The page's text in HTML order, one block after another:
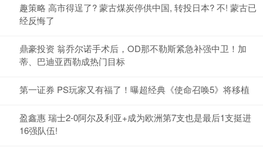
趣策略 高市得逞了? 蒙古煤炭停供中国, 转投日本? 不! 蒙古已
经反悔了
鼎豪投资 翁乔尔诺手术后，OD那不勒斯紧急补强中卫！加
蒂、巴迪亚西勒成热门目标
第一证券 PS玩家又有福了！曝超经典《使命召唤5》将移植
盈鑫惠 瑞士2-0阿尔及利亚+成为欧洲第7支也是最后1支挺进
16强队伍!